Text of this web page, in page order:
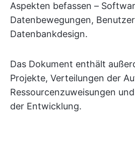
Aspekten befassen –
Datenbewegungen,
Datenbankdesign.
Das Dokument enthält
Projekte, Verteilungen der
Ressourcenzuweisungen
der Entwicklung.